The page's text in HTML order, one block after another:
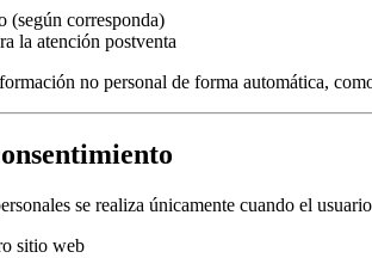
(según corresponda)
la atención postventa
no personal de forma automática,
se realiza únicamente cuando el
sitio web